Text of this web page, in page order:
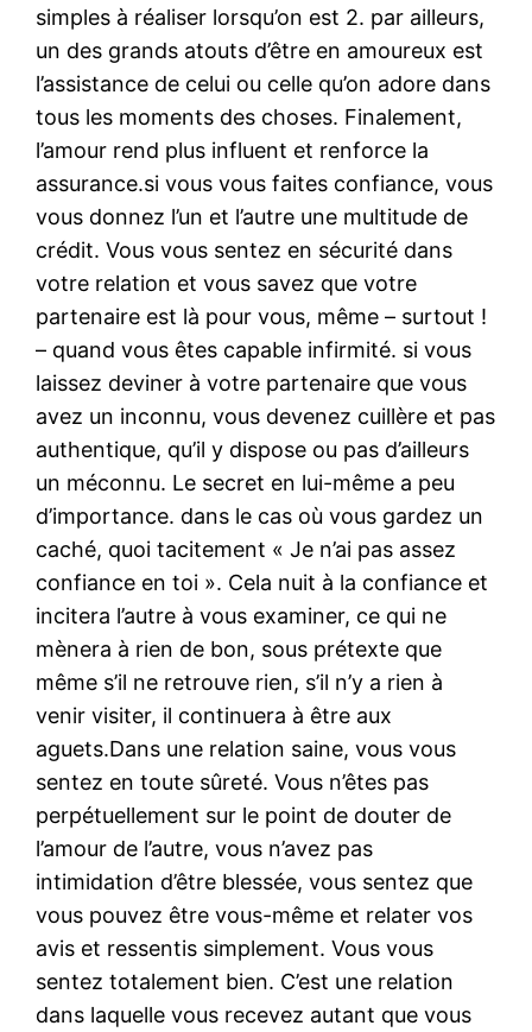
simples à réaliser lorsqu’on est 2. par ailleurs,
un des grands atouts d’être en amoureux est
l’assistance de celui ou celle qu’on adore dans
tous les moments des choses. Finalement,
l’amour rend plus influent et renforce la
assurance.si vous vous faites confiance, vous
vous donnez l’un et l’autre une multitude de
crédit. Vous vous sentez en sécurité dans
votre relation et vous savez que votre
partenaire est là pour vous, même – surtout !
– quand vous êtes capable infirmité. si vous
laissez deviner à votre partenaire que vous
avez un inconnu, vous devenez cuillère et pas
authentique, qu’il y dispose ou pas d’ailleurs
un méconnu. Le secret en lui-même a peu
d’importance. dans le cas où vous gardez un
caché, quoi tacitement « Je n’ai pas assez
confiance en toi ». Cela nuit à la confiance et
incitera l’autre à vous examiner, ce qui ne
mènera à rien de bon, sous prétexte que
même s’il ne retrouve rien, s’il n’y a rien à
venir visiter, il continuera à être aux
aguets.Dans une relation saine, vous vous
sentez en toute sûreté. Vous n’êtes pas
perpétuellement sur le point de douter de
l’amour de l’autre, vous n’avez pas
intimidation d’être blessée, vous sentez que
vous pouvez être vous-même et relater vos
avis et ressentis simplement. Vous vous
sentez totalement bien. C’est une relation
dans laquelle vous recevez autant que vous